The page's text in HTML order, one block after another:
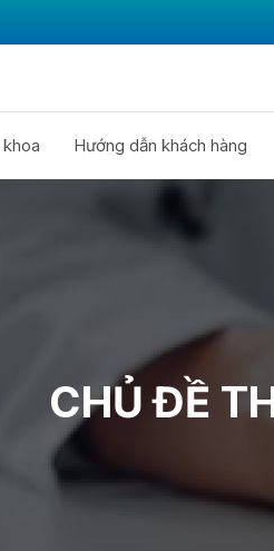
Hướng dẫn khách hàng
CHỦ ĐỀ